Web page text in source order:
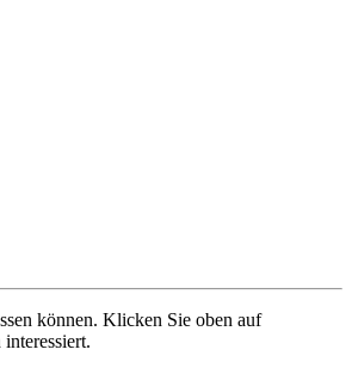
können. Klicken Sie oben auf